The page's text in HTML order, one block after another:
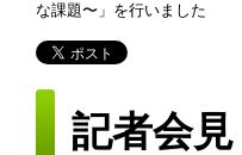
な課題〜」を行いました
記者会